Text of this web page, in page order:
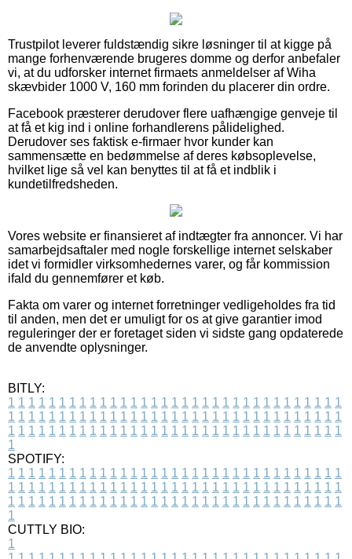
Trustpilot leverer fuldstændig sikre løsninger til at kigge på
mange forhenværende brugeres domme og derfor anbefaler
vi, at du udforsker internet firmaets anmeldelser af Wiha
skævbider 1000 V, 160 mm forinden du placerer din ordre.
Facebook præsterer derudover flere uafhængige genveje til
at få et kig ind i online forhandlerens pålidelighed.
Derudover ses faktisk e-firmaer hvor kunder kan
sammensætte en bedømmelse af deres købsoplevelse,
hvilket lige så vel kan benyttes til at få et indblik i
kundetilfredsheden.
Vores website er finansieret af indtægter fra annoncer. Vi har
samarbejdsaftaler med nogle forskellige internet selskaber
idet vi formidler virksomhedernes varer, og får kommission
ifald du gennemfører et køb.
Fakta om varer og internet forretninger vedligeholdes fra tid
til anden, men det er umuligt for os at give garantier imod
reguleringer der er foretaget siden vi sidste gang opdaterede
de anvendte oplysninger.
BITLY:
1 1 1 1 1 1 1 1 1 1 1 1 1 1 1 1 1 1 1 1 1 1 1 1 1 1 1 1 1 1 1 1 1
1 1 1 1 1 1 1 1 1 1 1 1 1 1 1 1 1 1 1 1 1 1 1 1 1 1 1 1 1 1 1 1 1
1 1 1 1 1 1 1 1 1 1 1 1 1 1 1 1 1 1 1 1 1 1 1 1 1 1 1 1 1 1 1 1 1
1
SPOTIFY:
1 1 1 1 1 1 1 1 1 1 1 1 1 1 1 1 1 1 1 1 1 1 1 1 1 1 1 1 1 1 1 1 1
1 1 1 1 1 1 1 1 1 1 1 1 1 1 1 1 1 1 1 1 1 1 1 1 1 1 1 1 1 1 1 1 1
1 1 1 1 1 1 1 1 1 1 1 1 1 1 1 1 1 1 1 1 1 1 1 1 1 1 1 1 1 1 1 1 1
1
CUTTLY BIO:
1